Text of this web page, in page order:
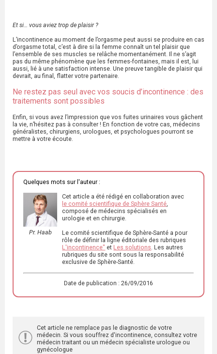
Et si… vous aviez trop de plaisir ?
L’incontinence au moment de l’orgasme peut aussi se produire en cas
d’orgasme total, c’est à dire si la femme connaît un tel plaisir que
l’ensemble de ses muscles se relâche momentanément. Il ne s’agit
pas du même phénomène que les femmes-fontaines, mais il est, lui
aussi, lié à une satisfaction intense. Une preuve tangible de plaisir qui
devrait, au final, flatter votre partenaire.
Ne restez pas seul avec vos soucis d’incontinence : des
traitements sont possibles
Enfin, si vous avez l’impression que vos fuites urinaires vous gâchent
la vie, n’hésitez pas à consulter ! En fonction de votre cas, médecins
généralistes, chirurgiens, urologues, et psychologues pourront se
mettre à votre écoute.
Quelques mots sur l'auteur :
Pr. Haab
Cet article a été rédigé en collaboration avec
le comité scientifique de Sphère Santé
composé de médecins spécialisés en
urologie et en chirurgie.
Le comité scientifique de Sphère-Santé a pour
rôle de définir la ligne éditoriale des rubriques
L'incontinence" etLes solutions . Les autres
rubriques du site sont sous la responsabilité
exclusive de Sphère-Santé.
Date de publication : 26/09/2016
Cet article ne remplace pas le diagnostic de votre
médecin. Si vous souffrez d'incontinence, consultez votre
médecin traitant ou un médecin spécialiste urologue ou
gynécologue